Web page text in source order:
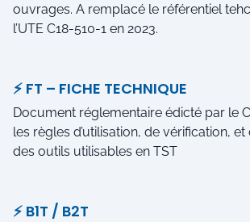
ouvrages. A remplacé le référentiel
l’UTE C18-510-1 en 2023.
⚡ FT – FICHE TECHNIQUE
Document réglementaire édicté par le
les règles d’utilisation, de vérification,
des outils utilisables en TST
⚡ B1T / B2T